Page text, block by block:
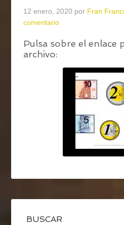
12 enero, 2020 por Fran
comentario
Pulsa sobre el enlace
archivo:
BUSCAR